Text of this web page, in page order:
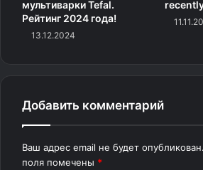
Изображение: Bleeping Computer
неизвестно.
Источник
мультиварки Tefal.
Рейтинг 2024 года!
13.12.2024
Добавить комментарий
Ваш адрес email не будет опубликован.
поля помечены *